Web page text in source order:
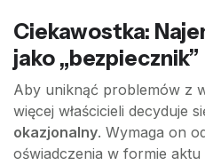
Ciekawostka:
jako „bezpiecznik”
Aby uniknąć problemów z
więcej właścicieli decyduje
okazjonalny. Wymaga on
oświadczenia w formie